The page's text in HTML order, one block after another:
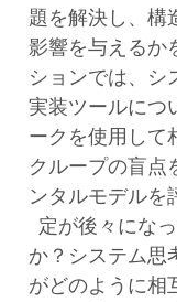
題を解決し、構
影響を与えるか
ションでは、シ
実装ツールにつ
ークを使用して
クループの盲点
ンタルモデルを
定が後々にな
か？システム思
がどのように相